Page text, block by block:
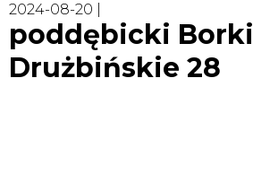
2024-08-20 |
poddębicki Borki
Drużbińskie 28